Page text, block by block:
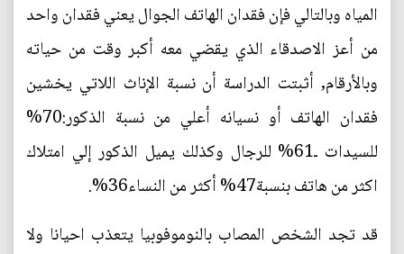
المياه وبالتالي فإن فقدان الهاتف الجوال يعني فقدان واحد
من أعز الاصدقاء الذي يقضي معه أكبر وقت من حياته
وبالأرقام, أثبتت الدراسة أن نسبة الإناث اللاتي يخشين
فقدان الهاتف أو نسيانه أعلي من نسبة الذكور:70%
للسيدات ـ61% للرجال وكذلك يميل الذكور إلي امتلاك
اكثر من هاتف بنسبة47% أكثر من النساء36%.
قد تجد الشخص المصاب بالنوموفوبيا يتعذب احيانا ولا